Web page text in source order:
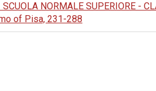
NORMALE SUPERIORE -
of Pisa, 231-288